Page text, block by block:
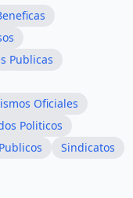
Publicas
Oficiales
Politicos
Sindicatos